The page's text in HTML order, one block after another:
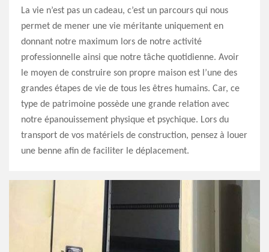
La vie n’est pas un cadeau, c’est un parcours qui nous
permet de mener une vie méritante uniquement en
donnant notre maximum lors de notre activité
professionnelle ainsi que notre tâche quotidienne. Avoir
le moyen de construire son propre maison est l’une des
grandes étapes de vie de tous les êtres humains. Car, ce
type de patrimoine possède une grande relation avec
notre épanouissement physique et psychique. Lors du
transport de vos matériels de construction, pensez à louer
une benne afin de faciliter le déplacement.